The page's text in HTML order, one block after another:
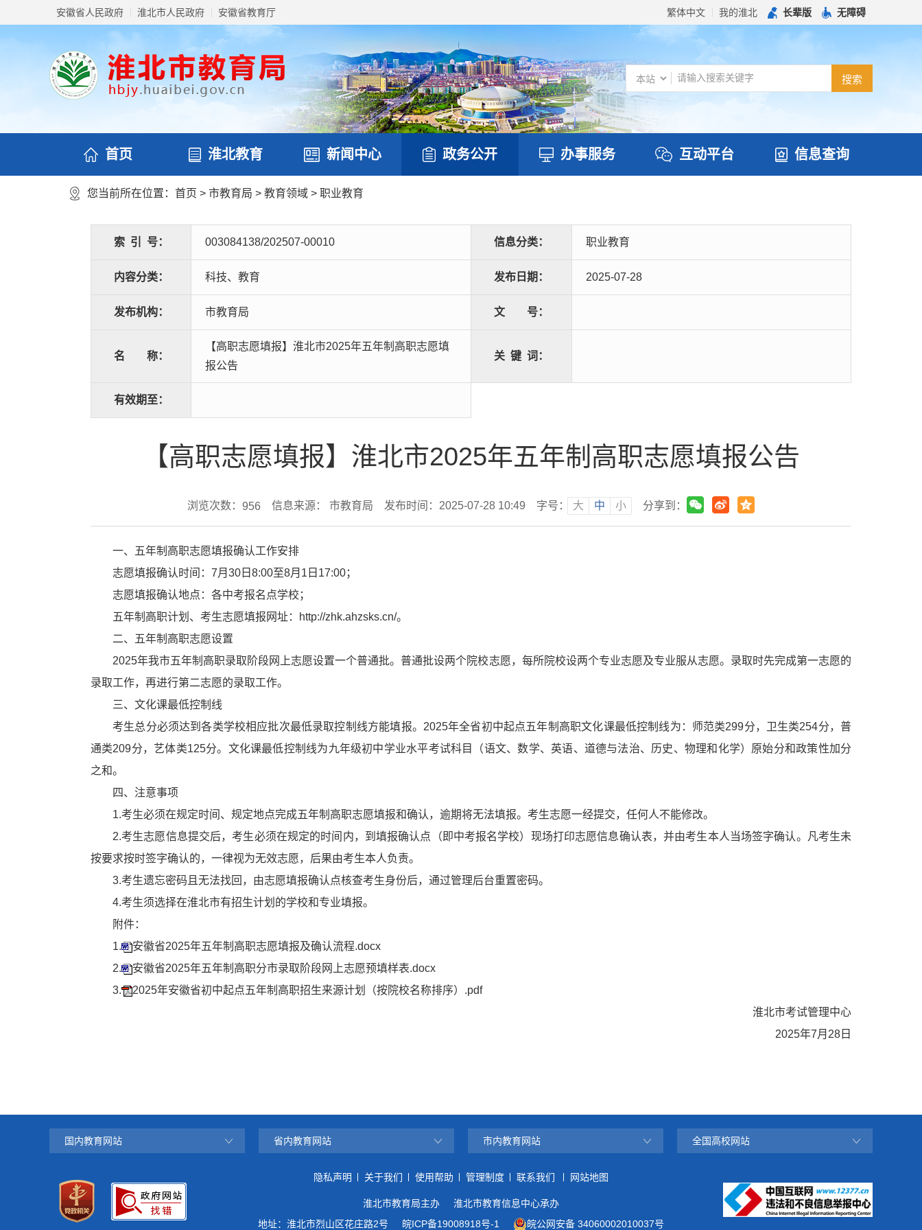
安徽省人民政府 淮北市人民政府 安徽省教育厅 繁体中文 我的淮北 长辈版 无障碍
首页 淮北教育 新闻中心 政务公开 办事服务 互动平台 信息查询
您当前所在位置： 首页 > 市教育局 > 教育领域 > 职业教育
索 引 号： 003084138/202507-00010 信息分类： 职业教育
内容分类： 科技、教育 发布日期： 2025-07-28
发布机构： 市教育局 文 号：
名 称：
【高职志愿填报】淮北市2025年五年制高职志愿填
报公告
关 键 词：
有效期至：
【高职志愿填报】淮北市2025年五年制高职志愿填报公告
浏览次数： 956 信息来源： 市教育局 发布时间：2025-07-28 10:49 字号： 大 中 小 分享到：
一、五年制高职志愿填报确认工作安排
志愿填报确认时间：7月30日8:00至8月1日17:00；
志愿填报确认地点：各中考报名点学校；
五年制高职计划、考生志愿填报网址：http://zhk.ahzsks.cn/。
二、五年制高职志愿设置
2025年我市五年制高职录取阶段网上志愿设置一个普通批。普通批设两个院校志愿，每所院校设两个专业志愿及专业服从志愿。录取时先完成第一志愿的
录取工作，再进行第二志愿的录取工作。
三、文化课最低控制线
考生总分必须达到各类学校相应批次最低录取控制线方能填报。2025年全省初中起点五年制高职文化课最低控制线为：师范类299分，卫生类254分，普
通类209分，艺体类125分。文化课最低控制线为九年级初中学业水平考试科目（语文、数学、英语、道德与法治、历史、物理和化学）原始分和政策性加分
之和。
四、注意事项
1.考生必须在规定时间、规定地点完成五年制高职志愿填报和确认，逾期将无法填报。考生志愿一经提交，任何人不能修改。
2.考生志愿信息提交后，考生必须在规定的时间内，到填报确认点（即中考报名学校）现场打印志愿信息确认表，并由考生本人当场签字确认。凡考生未
按要求按时签字确认的，一律视为无效志愿，后果由考生本人负责。
3.考生遗忘密码且无法找回，由志愿填报确认点核查考生身份后，通过管理后台重置密码。
4.考生须选择在淮北市有招生计划的学校和专业填报。
附件：
1.
安徽省2025年五年制高职志愿填报及确认流程.docx
2.
安徽省2025年五年制高职分市录取阶段网上志愿预填样表.docx
3.
2025年安徽省初中起点五年制高职招生来源计划（按院校名称排序）.pdf
淮北市考试管理中心
2025年7月28日
国内教育网站 省内教育网站 市内教育网站 全国高校网站
隐私声明 关于我们 使用帮助 管理制度 联系我们 网站地图
淮北市教育局主办
淮北市教育信息中心承办
地址：淮北市烈山区花庄路2号
皖ICP备19008918号-1 皖公网安备 34060002010037号